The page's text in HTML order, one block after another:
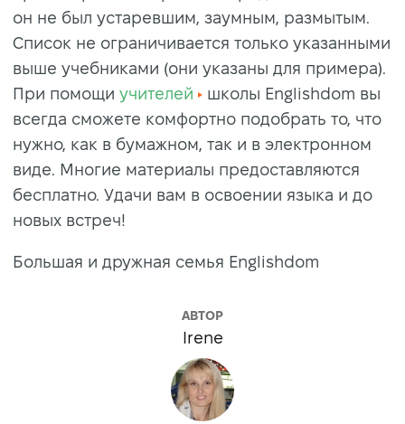
он не был устаревшим, заумным, размытым.
Список не ограничивается только указанными
выше учебниками (они указаны для примера).
При помощи учителей
школы Englishdom вы
всегда сможете комфортно подобрать то, что
нужно, как в бумажном, так и в электронном
виде. Многие материалы предоставляются
бесплатно. Удачи вам в освоении языка и до
новых встреч!
Большая и дружная семья Englishdom
АВТОР
Irene